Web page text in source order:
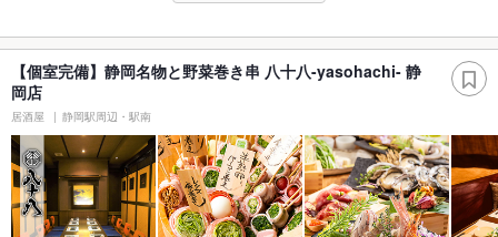
【個室完備】静岡名物と野菜巻き串 八十八-yasohachi- 静
岡店
居酒屋 静岡駅周辺・駅南